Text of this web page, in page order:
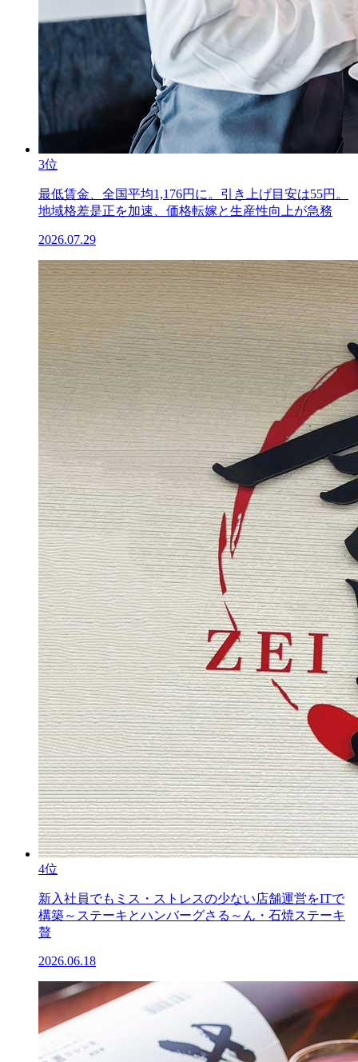
3位
最低賃金、全国平均1,176円に。引き上げ目安は55円。
地域格差是正を加速、価格転嫁と生産性向上が急務
2026.07.29
4位
新入社員でもミス・ストレスの少ない店舗運営をITで
構築～ステーキとハンバーグさる～ん・石焼ステーキ
贅
2026.06.18